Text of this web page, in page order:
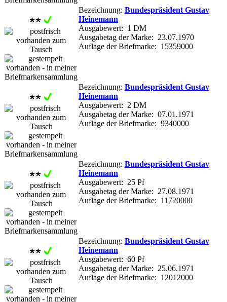
Bezeichnung: Bundespräsident Gustav
Heinemann
Ausgabewert: 1 DM
Ausgabetag der Marke: 23.07.1970
Auflage der Briefmarke: 15359000
Bezeichnung: Bundespräsident Gustav
Heinemann
Ausgabewert: 2 DM
Ausgabetag der Marke: 07.01.1971
Auflage der Briefmarke: 9340000
Bezeichnung: Bundespräsident Gustav
Heinemann
Ausgabewert: 25 Pf
Ausgabetag der Marke: 27.08.1971
Auflage der Briefmarke: 11720000
Bezeichnung: Bundespräsident Gustav
Heinemann
Ausgabewert: 60 Pf
Ausgabetag der Marke: 25.06.1971
Auflage der Briefmarke: 12012000